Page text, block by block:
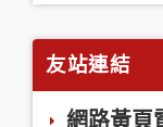
友站連結
網路黃頁